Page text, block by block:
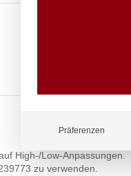
High-/Low-Anpassungen.
zu verwenden.
Präferenzen